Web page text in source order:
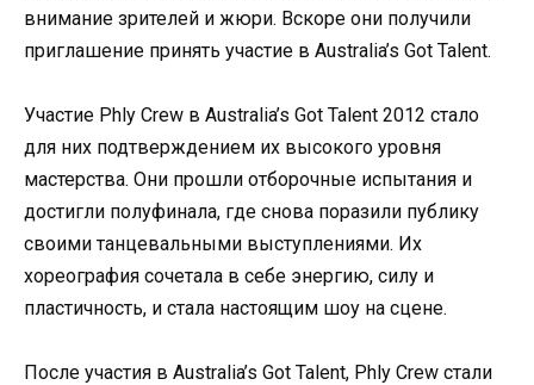
внимание зрителей и жюри. Вскоре они получили
приглашение принять участие в Australia’s Got Talent.
Участие Phly Crew в Australia’s Got Talent 2012 стало
для них подтверждением их высокого уровня
мастерства. Они прошли отборочные испытания и
достигли полуфинала, где снова поразили публику
своими танцевальными выступлениями. Их
хореография сочетала в себе энергию, силу и
пластичность, и стала настоящим шоу на сцене.
После участия в Australia’s Got Talent, Phly Crew стали